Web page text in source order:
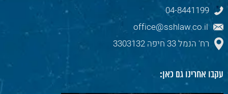
04-8441199
office@sshlaw.co.il
רח' הנמל 33 חיפה 3303132
עקבו אחרינו גם כאן: